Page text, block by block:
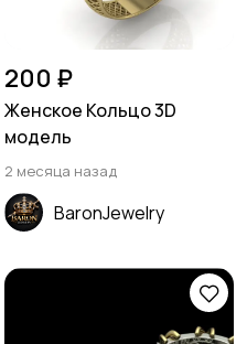
200 ₽
Женское Кольцо 3D
модель
2 месяца назад
BaronJewelry